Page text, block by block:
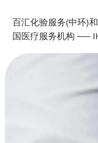
百汇化验服务(中环)和
国医疗服务机构 ──